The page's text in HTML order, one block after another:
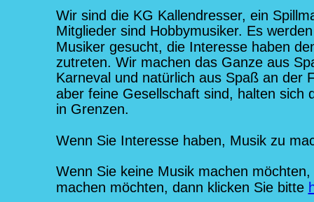
Wir sind die KG Kallendresser, ein
Mitglieder sind Hobbymusiker. Es
Musiker gesucht, die Interesse haben
zutreten. Wir machen das Ganze aus
Karneval und natürlich aus Spaß an der
aber feine Gesellschaft sind, halten sich
in Grenzen.
Wenn Sie Interesse haben, Musik zu
Wenn Sie keine Musik machen
machen möchten, dann klicken Sie bitte